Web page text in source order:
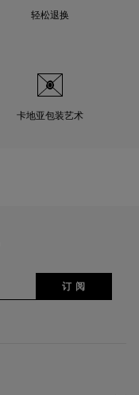
轻松退换
卡地亚包装艺术
订 阅